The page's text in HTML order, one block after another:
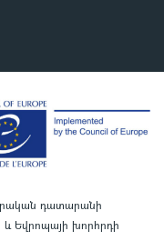
դատարանի
և Եվրոպայի խորհրդի